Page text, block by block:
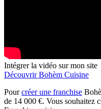
Intégrer la vidéo sur mon site
Découvrir Bohèm Cuisine
Pourcréer une franchise
de 14 000 €. Vous souhaitez